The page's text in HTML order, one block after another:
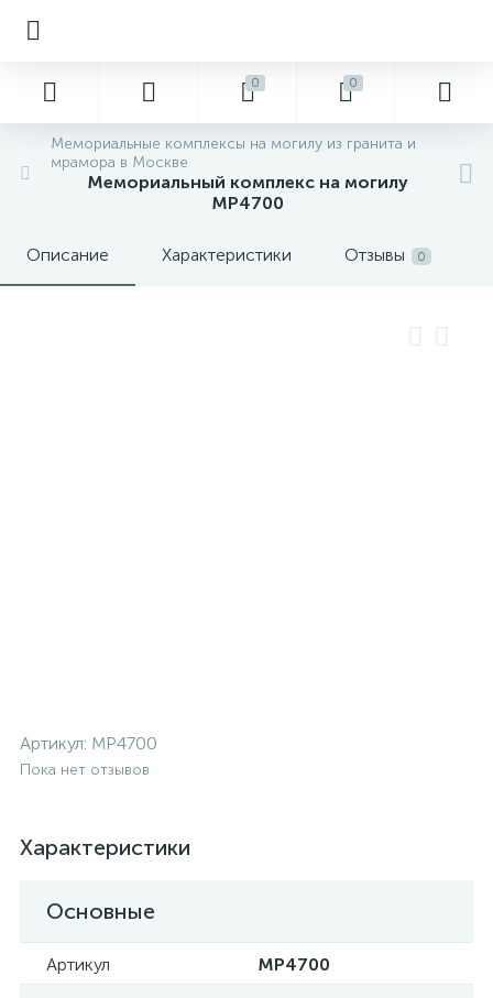
0 0
Мемориальные комплексы на могилу из гранита и
мрамора в Москве
Мемориальный комплекс на могилу
MP4700
Описание Характеристики Отзывы 0
Артикул: MP4700
Пока нет отзывов
Характеристики
Основные
Артикул MP4700